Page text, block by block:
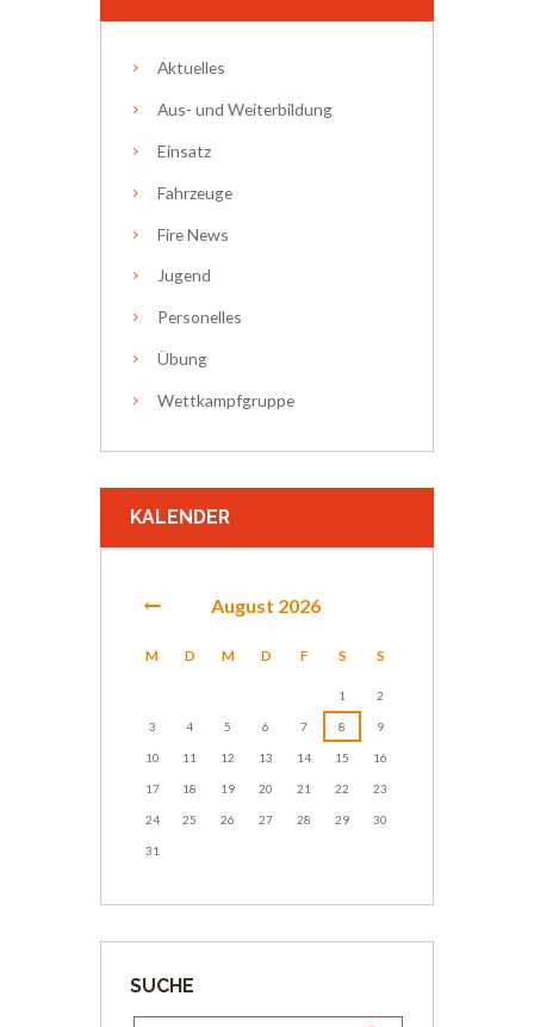
Aktuelles
Aus- und Weiterbildung
Einsatz
Fahrzeuge
Fire News
Jugend
Personelles
Übung
Wettkampfgruppe
KALENDER
August 2026
M D M D F S S
1 2
3 4 5 6 7 8 9
10 11 12 13 14 15 16
17 18 19 20 21 22 23
24 25 26 27 28 29 30
31
SUCHE